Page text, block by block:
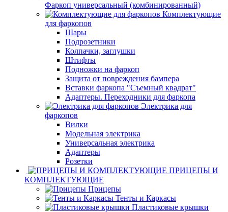
Фаркоп универсальный (комбинированный)
Комплектующие
для фаркопов
Шары
Подрозетники
Колпачки, заглушки
Штифты
Подножки на фаркоп
Защита от повреждения бампера
Вставки фаркопа "Съемный квадрат"
Адаптеры. Переходники для фаркопа
Электрика для
фаркопов
Вилки
Модельная электрика
Универсальная электрика
Адаптеры
Розетки
ПРИЦЕПЫ И
КОМПЛЕКТУЮЩИЕ
Прицепы
Тенты и Каркасы
Пластиковые крышки